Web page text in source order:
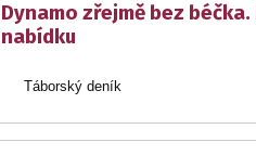
Dynamo zřejmě bez
nabídku
Táborský deník